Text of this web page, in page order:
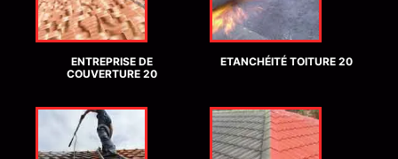
ENTREPRISE DE
COUVERTURE 20
ETANCHÉITÉ TOITURE 20